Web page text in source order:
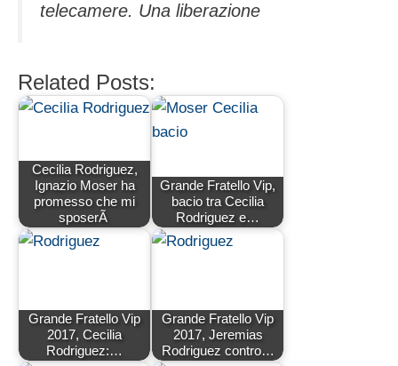
telecamere. Una liberazione
Related Posts:
Cecilia Rodriguez,
Ignazio Moser ha
promesso che mi
sposerÃ
Grande Fratello Vip,
bacio tra Cecilia
Rodriguez e…
Grande Fratello Vip
2017, Cecilia
Rodriguez:…
Grande Fratello Vip
2017, Jeremias
Rodriguez contro…